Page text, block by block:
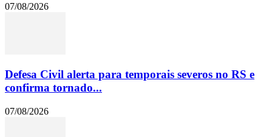
07/08/2026
Defesa Civil alerta para temporais severos no RS e
confirma tornado...
07/08/2026